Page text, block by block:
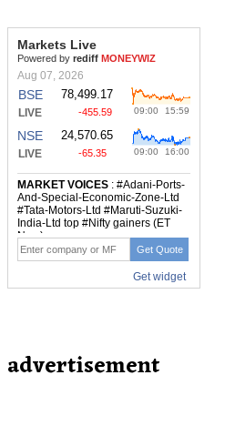
advertisement